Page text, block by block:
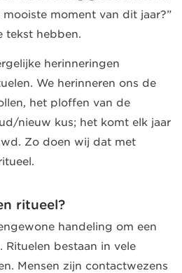
moment van dit jaar?”
tekst hebben.
herinneringen
We herinneren ons de
het ploffen van de
nieuw kus; het komt elk jaar
Zo doen wij dat met
ritueel?
handeling om een
Rituelen bestaan in vele
Mensen zijn contactwezens